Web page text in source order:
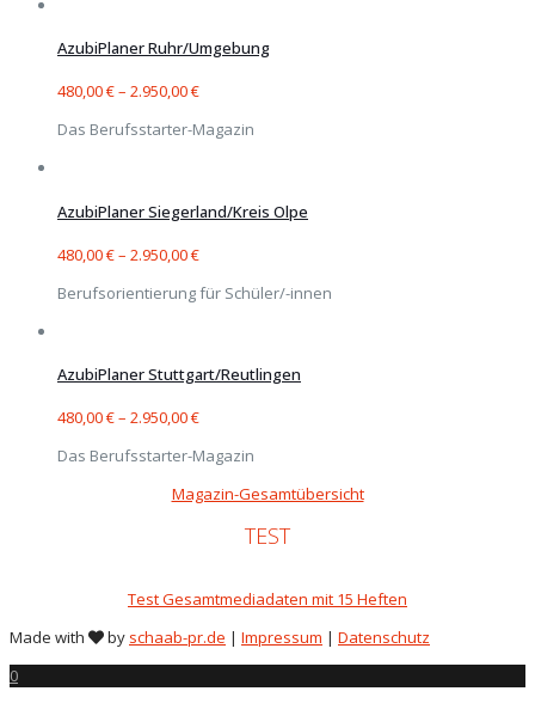
AzubiPlaner Ruhr/Umgebung
480,00€– 2.950,00€
Das Berufsstarter-Magazin
AzubiPlaner Siegerland/Kreis Olpe
480,00€– 2.950,00€
Berufsorientierung für Schüler/-innen
AzubiPlaner Stuttgart/Reutlingen
480,00€– 2.950,00€
Das Berufsstarter-Magazin
Magazin-Gesamtübersicht
TEST
Test Gesamtmediadaten mit 15 Heften
Made with
by schaab-pr.de | Impressum | Datenschutz
0